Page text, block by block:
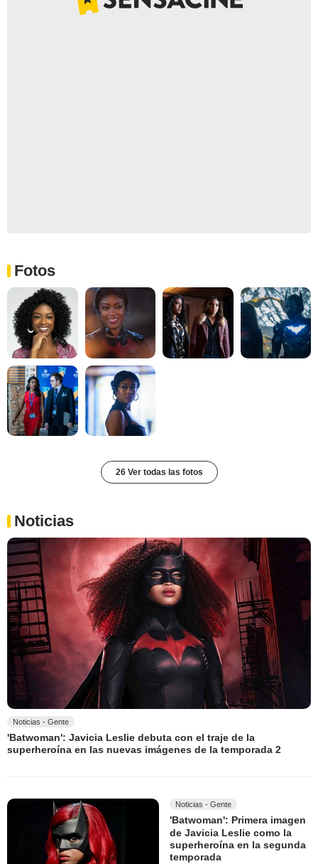
Fotos
26 Ver todas las fotos
Noticias
Noticias - Gente
'Batwoman': Javicia Leslie debuta con el traje de la
superheroína en las nuevas imágenes de la temporada 2
Noticias - Gente
'Batwoman': Primera imagen
de Javicia Leslie como la
superheroína en la segunda
temporada